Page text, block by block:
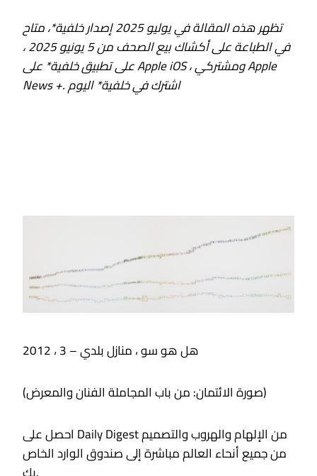
تظهر هذه المقالة فييوليو 2025 إصدار خلفية*
، متاح
في الطباعة على أكشاك بيع الصحف من 5 يونيو 2025 ،
على تطبيق خلفية* على Apple iOS ، ومشتركي Apple
News +.اشترك في خلفية* اليوم
هل هو سو ، منازل بلدي – 3 ، 2012
(صورة الائتمان: من باب المجاملة الفنان والمعرض)
احصل على Daily Digest من الإلهام والهروب والتصميم
من جميع أنحاء العالم مباشرة إلى صندوق الوارد الخاص